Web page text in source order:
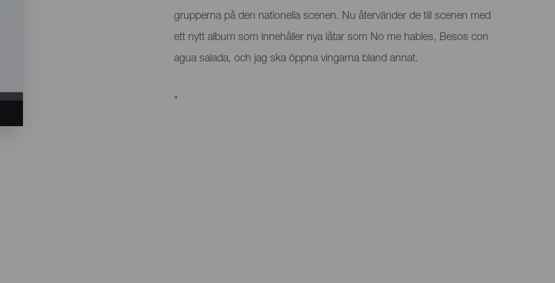
grupperna på den nationella scenen. Nu återvänder de till scenen med
ett nytt album som innehåller nya låtar som No me hables, Besos con
agua salada, och jag ska öppna vingarna bland annat.
"